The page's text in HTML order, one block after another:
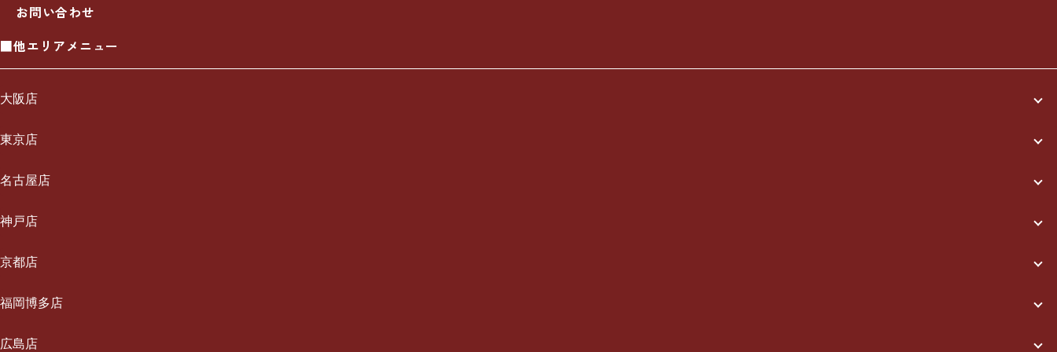
お問い合わせ
■他エリアメニュー
大阪店
一休について
ご利用の流れ
ブログ
お知らせ
採用情報
東京店
一休について
ご利用の流れ
ブログ
お知らせ
名古屋店
一休について
ご利用の流れ
神戸店
一休について
ご利用の流れ
京都店
一休について
ご利用の流れ
福岡博多店
一休について
広島店